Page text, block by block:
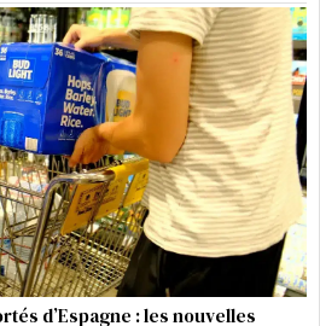
d’Espagne : les nouvelles